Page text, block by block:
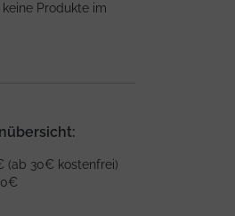
Produkte im
(ab 30€ kostenfrei)